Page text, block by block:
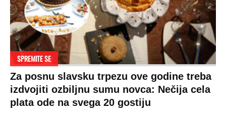
SPREMITE SE
Za posnu slavsku trpezu ove godine treba
izdvojiti ozbiljnu sumu novca: Nečija cela
plata ode na svega 20 gostiju